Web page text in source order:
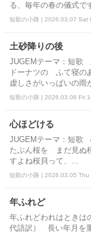
る、毎年の春の儀式で
短歌の小路 | 2026.03.07 Sat
土砂降りの後
JUGEMテーマ：短
ドーナツの ふて寝の
虚しさがいっぱいの雨
短歌の小路 | 2026.03.06 Fri
心ほどける
JUGEMテーマ：短
たぶん桜を まだ見ぬ
すよね桜貝って、...
短歌の小路 | 2026.03.05 Thu
年ふれど
年ふれどわれはとき
代語訳） 長い年月を